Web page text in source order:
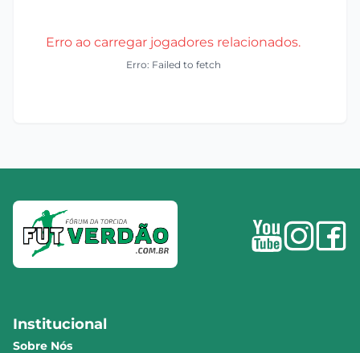
Erro ao carregar jogadores relacionados.
Erro: Failed to fetch
Institucional
Sobre Nós